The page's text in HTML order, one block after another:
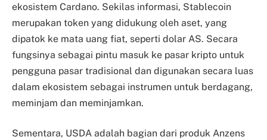
ekosistem Cardano. Sekilas informasi, Stablecoin
merupakan token yang didukung oleh aset, yang
dipatok ke mata uang fiat, seperti dolar AS. Secara
fungsinya sebagai pintu masuk ke pasar kripto untuk
pengguna pasar tradisional dan digunakan secara luas
dalam ekosistem sebagai instrumen untuk berdagang,
meminjam dan meminjamkan.
Sementara, USDA adalah bagian dari produk Anzens